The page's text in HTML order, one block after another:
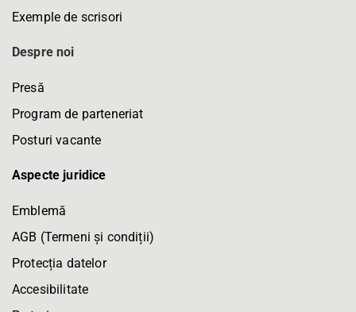
Exemple de scrisori
Despre noi
Presă
Program de parteneriat
Posturi vacante
Aspecte juridice
Emblemă
AGB (Termeni și condiții)
Protecția datelor
Accesibilitate